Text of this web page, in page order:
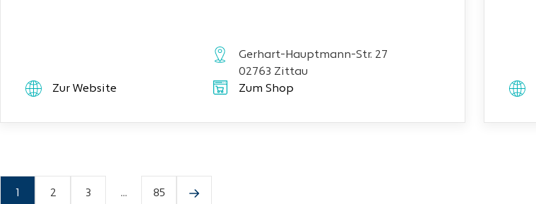
Gerhart-Hauptmann-Str. 27
02763 Zittau
Zur Website
Zum Shop
2 3 ... 85